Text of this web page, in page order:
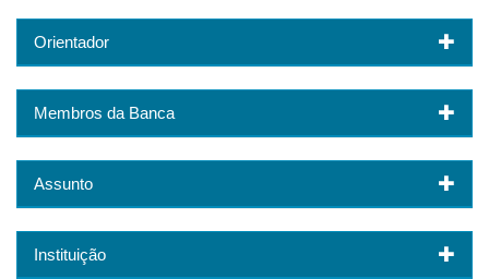
Orientador
Membros da Banca
Assunto
Instituição